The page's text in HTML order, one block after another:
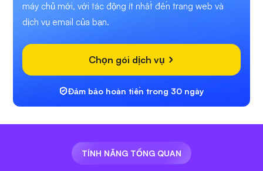
máy chủ mới, với tác động ít nhất đến trang web và
dịch vụ email của bạn.
Chọn gói dịch vụ
Đảm bảo hoàn tiền trong 30 ngày
TÍNH NĂNG TỔNG QUAN